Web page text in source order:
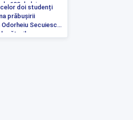
100 de lei pe
doi studenți
prăbușirii
Secuiesc a